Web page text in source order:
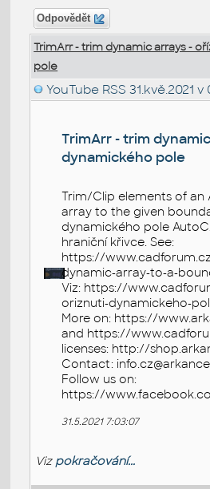
Odpovědět
TrimArr - trim dynamic arrays -
pole
YouTube RSS 31.kvě.2021 v
TrimArr - trim
dynamického pole
Trim/Clip elements of an
array to the given
dynamického pole
hraniční křivce. See:
https://
dynamic-array-to-a-
Viz: https://
oriznuti-dynamickeho-
More on: https://
and https://
licenses: http://
Contact:
Follow us on:
https://
31.5.2021 7:03:07
Viz pokračování...